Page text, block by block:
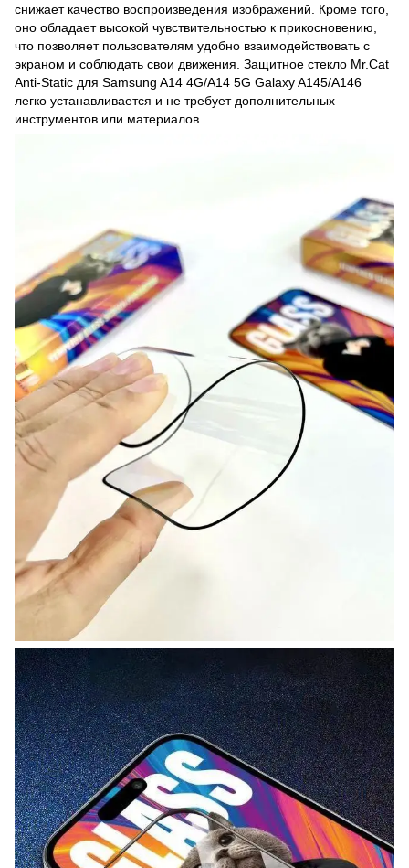
снижает качество воспроизведения изображений. Кроме того,
оно обладает высокой чувствительностью к прикосновению,
что позволяет пользователям удобно взаимодействовать с
экраном и соблюдать свои движения. Защитное стекло Mr.Cat
Anti-Static для Samsung A14 4G/A14 5G Galaxy A145/A146
легко устанавливается и не требует дополнительных
инструментов или материалов.